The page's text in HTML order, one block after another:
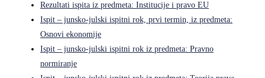
Rezultati ispita iz predmeta: Institucije i pravo EU
Ispit – junsko-julski ispitni rok, prvi termin, iz predmeta:
Osnovi ekonomije
Ispit – junsko-julski ispitni rok iz predmeta: Pravno
normiranje